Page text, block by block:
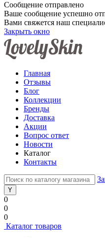
Сообщение отправлено
Ваше сообщение успешно
Вами свяжется наш
Закрыть окно
Главная
Отзывы
Блог
Коллекции
Бренды
Доставка
Акции
Вопрос ответ
Новости
Каталог
Контакты
0
0
0
Каталог товаров